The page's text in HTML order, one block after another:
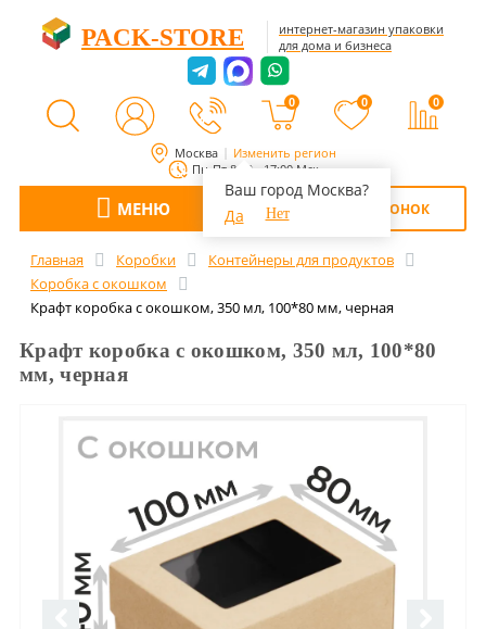
Москва Изменить регион
Ваш город Москва?
Да
Нет
Пн-Пт 8:00 - 17:00 Мск
PACK-STORE
интернет-магазин упаковки
для дома и бизнеса
0 0 0
МЕНЮ ОБРАТНЫЙ ЗВОНОК
Главная Коробки
Контейнеры для продуктов
Коробка с окошком
Крафт коробка с окошком, 350 мл, 100*80 мм, черная
Крафт коробка с окошком, 350 мл, 100*80
мм, черная